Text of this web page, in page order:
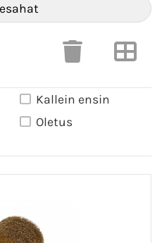
Kallein ensin
Oletus